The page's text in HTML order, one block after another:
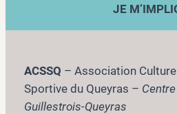
JE
ACSSQ – Association
Sportive du Queyras –
Guillestrois-Queyras